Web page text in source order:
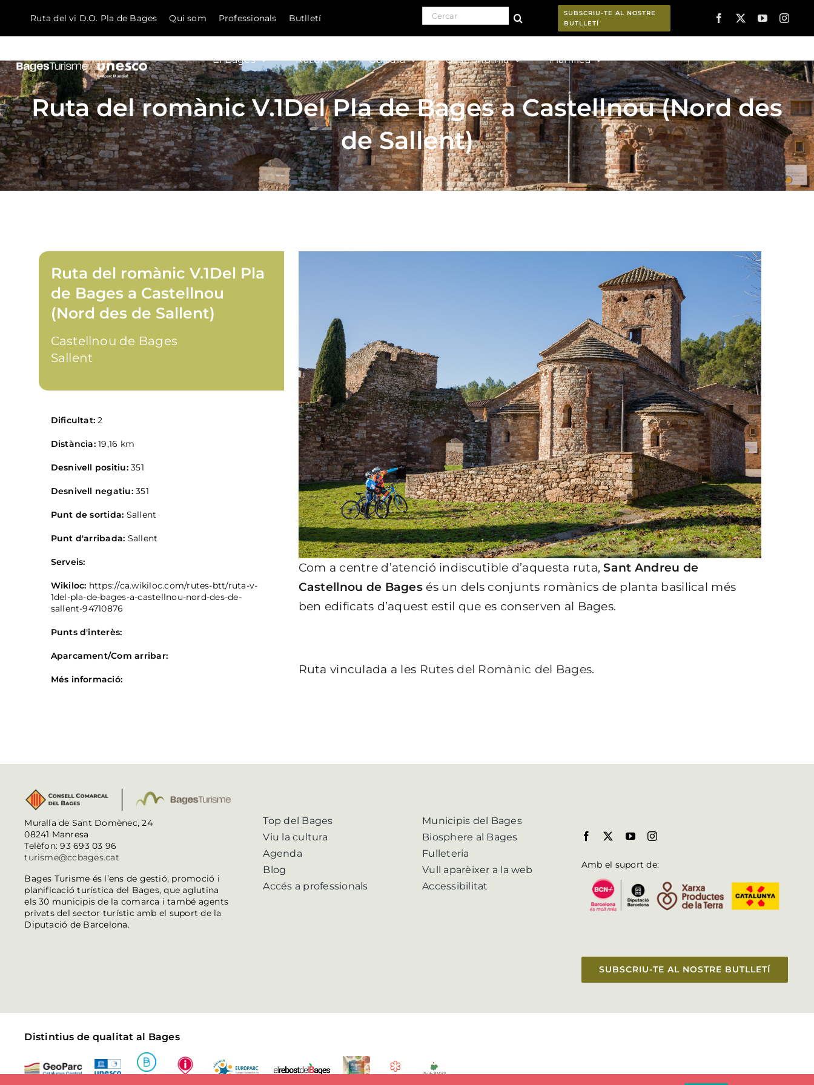
Skip to content
Ruta del vi D.O. Pla de Bages Qui som Professionals Butlletí Search for:
SUBSCRIU-TE AL NOSTRE
BUTLLETÍ
El Bages Natura Cultura Gastronomia Planifica
Ruta del romànic V.1Del Pla de Bages a Castellnou (Nord des
de Sallent)
Ruta del romànic V.1Del Pla
de Bages a Castellnou
(Nord des de Sallent)
Castellnou de Bages
Sallent
Dificultat:2
Distància:19,16 km
Desnivell positiu:351
Desnivell negatiu:351
Punt de sortida: Sallent
Punt d'arribada: Sallent
Serveis:
Wikiloc: https://ca.wikiloc.com/rutes-btt/ruta-v-
1del-pla-de-bages-a-castellnou-nord-des-de-
sallent-94710876
Punts d'interès:
Aparcament/Com arribar:
Més informació:
Com a centre d’atenció indiscutible d’aquesta ruta,Sant Andreu de
Castellnou de Bagesés un dels conjunts romànics de planta basilical més
ben edificats d’aquest estil que es conserven al Bages.
Ruta vinculada a les Rutes del Romànic del Bages.
Muralla de Sant Domènec, 24
08241 Manresa
Telèfon: 93 693 03 96
turisme@ccbages.cat
Bages Turisme és l’ens de gestió, promoció i
planificació turística del Bages, que aglutina
els 30 municipis de la comarca i també agents
privats del sector turístic amb el suport de la
Diputació de Barcelona.
Top del Bages
Viu la cultura
Agenda
Blog
Accés a professionals
Municipis del Bages
Biosphere al Bages
Fulleteria
Vull aparèixer a la web
Accessibilitat
Amb el suport de:
SUBSCRIU-TE AL NOSTRE BUTLLETÍ
Distintius de qualitat al Bages